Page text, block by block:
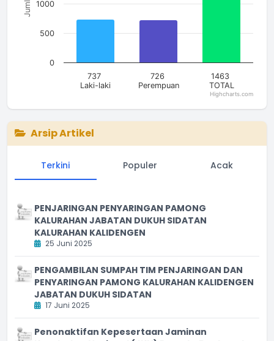
737
Laki-laki
726
Perempuan
1463
TOTAL
0
500
1000
Highcharts.com
Arsip Artikel
Terkini Populer Acak
PENJARINGAN PENYARINGAN PAMONG
KALURAHAN JABATAN DUKUH SIDATAN
KALURAHAN KALIDENGEN
25 Juni 2025
PENGAMBILAN SUMPAH TIM PENJARINGAN DAN
PENYARINGAN PAMONG KALURAHAN KALIDENGEN
JABATAN DUKUH SIDATAN
17 Juni 2025
Penonaktifan Kepesertaan Jaminan